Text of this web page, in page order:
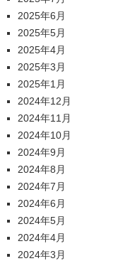
2025年6月
2025年5月
2025年4月
2025年3月
2025年1月
2024年12月
2024年11月
2024年10月
2024年9月
2024年8月
2024年7月
2024年6月
2024年5月
2024年4月
2024年3月